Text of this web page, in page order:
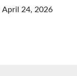
April 24, 2026